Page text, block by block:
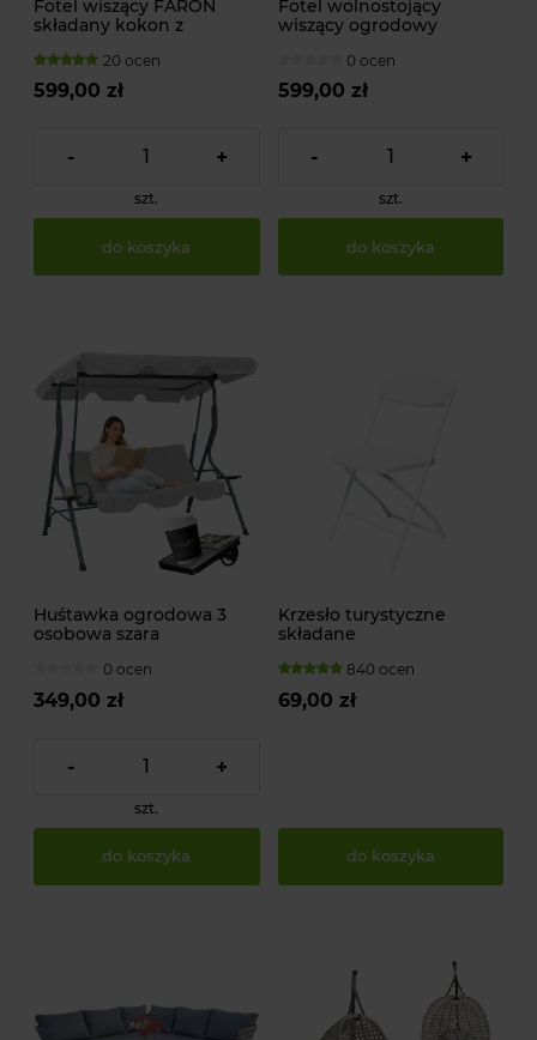
Fotel wiszący FARON
składany kokon z
20 ocen
599,00 zł
- +
szt.
do koszyka
Fotel wolnostojący
wiszący ogrodowy
poduszkami
0 ocen
599,00 zł
- +
szt.
do koszyka
Huśtawka ogrodowa 3
osobowa szara
poduszek0 ocen
349,00 zł
- +
szt.
do koszyka
Krzesło turystyczne
składane
840 ocen
69,00 zł
do koszyka